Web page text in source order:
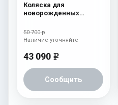
Коляска для
новорожденных
Beige) Denim
50 700 р
43 090 e
Сообщить
Наличие уточняйте